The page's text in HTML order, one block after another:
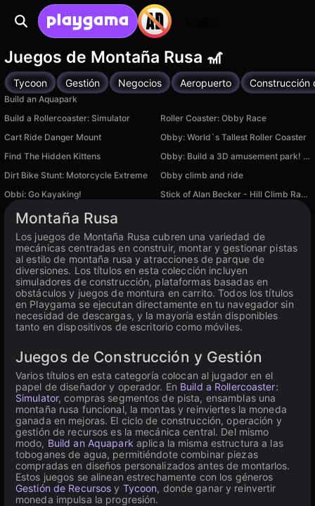
Juegos de Montaña Rusa 🎢
Tycoon Gestión Negocios Aeropuerto Construcción
Build an Aquapark
Build a Rollercoaster: Simulator
Roller Coaster: Obby Race
Cart Ride Danger Mount
Obby: World`s Tallest Roller Coaster
Find The Hidden Kittens
Obby: Build a 3D amusement park! +1 per second
Dirt Bike Stunt: Motorcycle Extreme
Obby climb and ride
Obbi: Go Kayaking!
Stick of Alan Becker - Hill Climb Racing
Montaña Rusa
Los juegos de Montaña Rusa cubren una variedad de
mecánicas centradas en construir, montar y gestionar pistas
al estilo de montaña rusa y atracciones de parque de
diversiones. Los títulos en esta colección incluyen
simuladores de construcción, plataformas basadas en
obstáculos y juegos de montura en carrito. Todos los títulos
en Playgama se ejecutan directamente en tu navegador sin
necesidad de descargas, y la mayoría están disponibles
tanto en dispositivos de escritorio como móviles.
Juegos de Construcción y Gestión
Varios títulos en esta categoría colocan al jugador en el
papel de diseñador y operador. En Build a Rollercoaster:
Simulator, compras segmentos de pista, ensamblas una
montaña rusa funcional, la montas y reinviertes la moneda
ganada en mejoras. El ciclo de construcción, operación y
gestión de recursos es la mecánica central. Del mismo
modo, Build an Aquapark aplica la misma estructura a las
toboganes de agua, permitiéndote combinar piezas
compradas en diseños personalizados antes de montarlos.
Estos juegos se alinean estrechamente con los géneros
Gestión de Recursos y Tycoon, donde ganar y reinvertir
moneda impulsa la progresión.